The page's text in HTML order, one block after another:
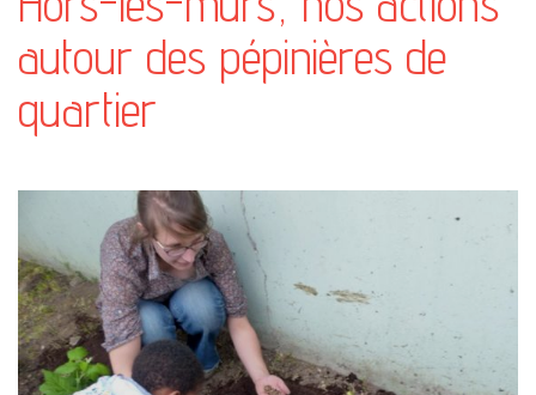
autour des pépinières de
quartier